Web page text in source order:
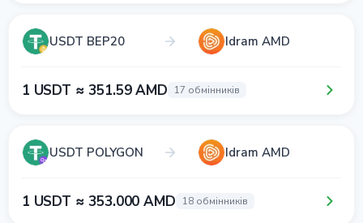
USDT BEP20 Idram AMD
1 USDT ≈ 351.59 AMD 17 обмінників
USDT POLYGON Idram AMD
1 USDT ≈ 353.000 AMD 18 обмінників